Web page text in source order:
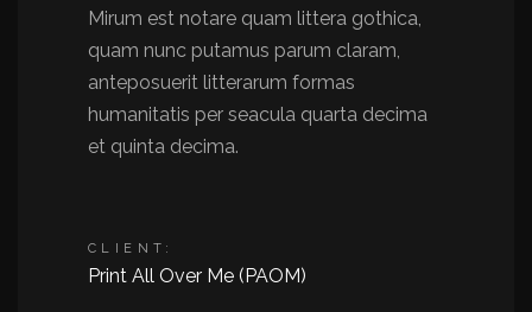
Mirum est notare quam littera gothica,
quam nunc putamus parum claram,
anteposuerit litterarum formas
humanitatis per seacula quarta decima
et quinta decima.
CLIENT:
Print All Over Me (PAOM)